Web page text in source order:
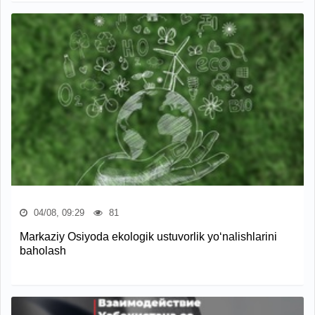
04/08, 09:29 81
Markaziy Osiyoda ekologik ustuvorlik yo‘nalishlarini
baholash